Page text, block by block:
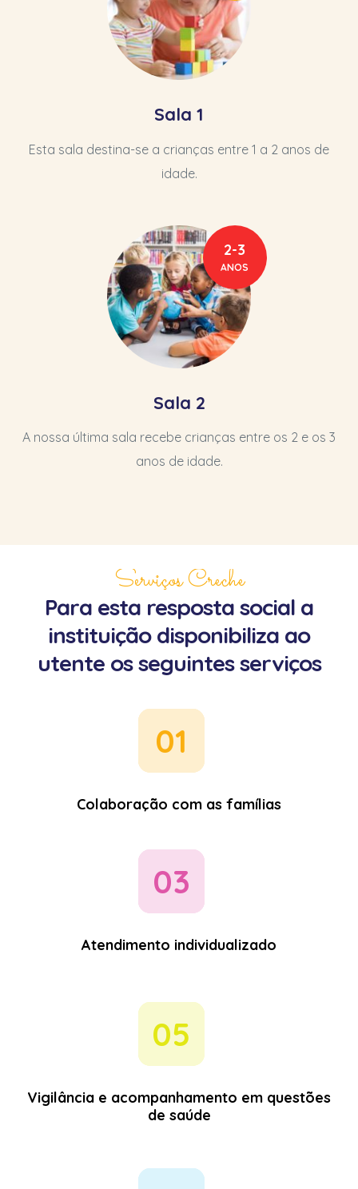
Sala 1
Esta sala destina-se a crianças entre 1 a 2 anos de
idade.
2-3
ANOS
Sala 2
A nossa última sala recebe crianças entre os 2 e os 3
anos de idade.
Serviços Creche
Para esta resposta social a
instituição disponibiliza ao
utente os seguintes serviços
01
Colaboração com as famílias
03
Atendimento individualizado
05
Vigilância e acompanhamento em questões
de saúde